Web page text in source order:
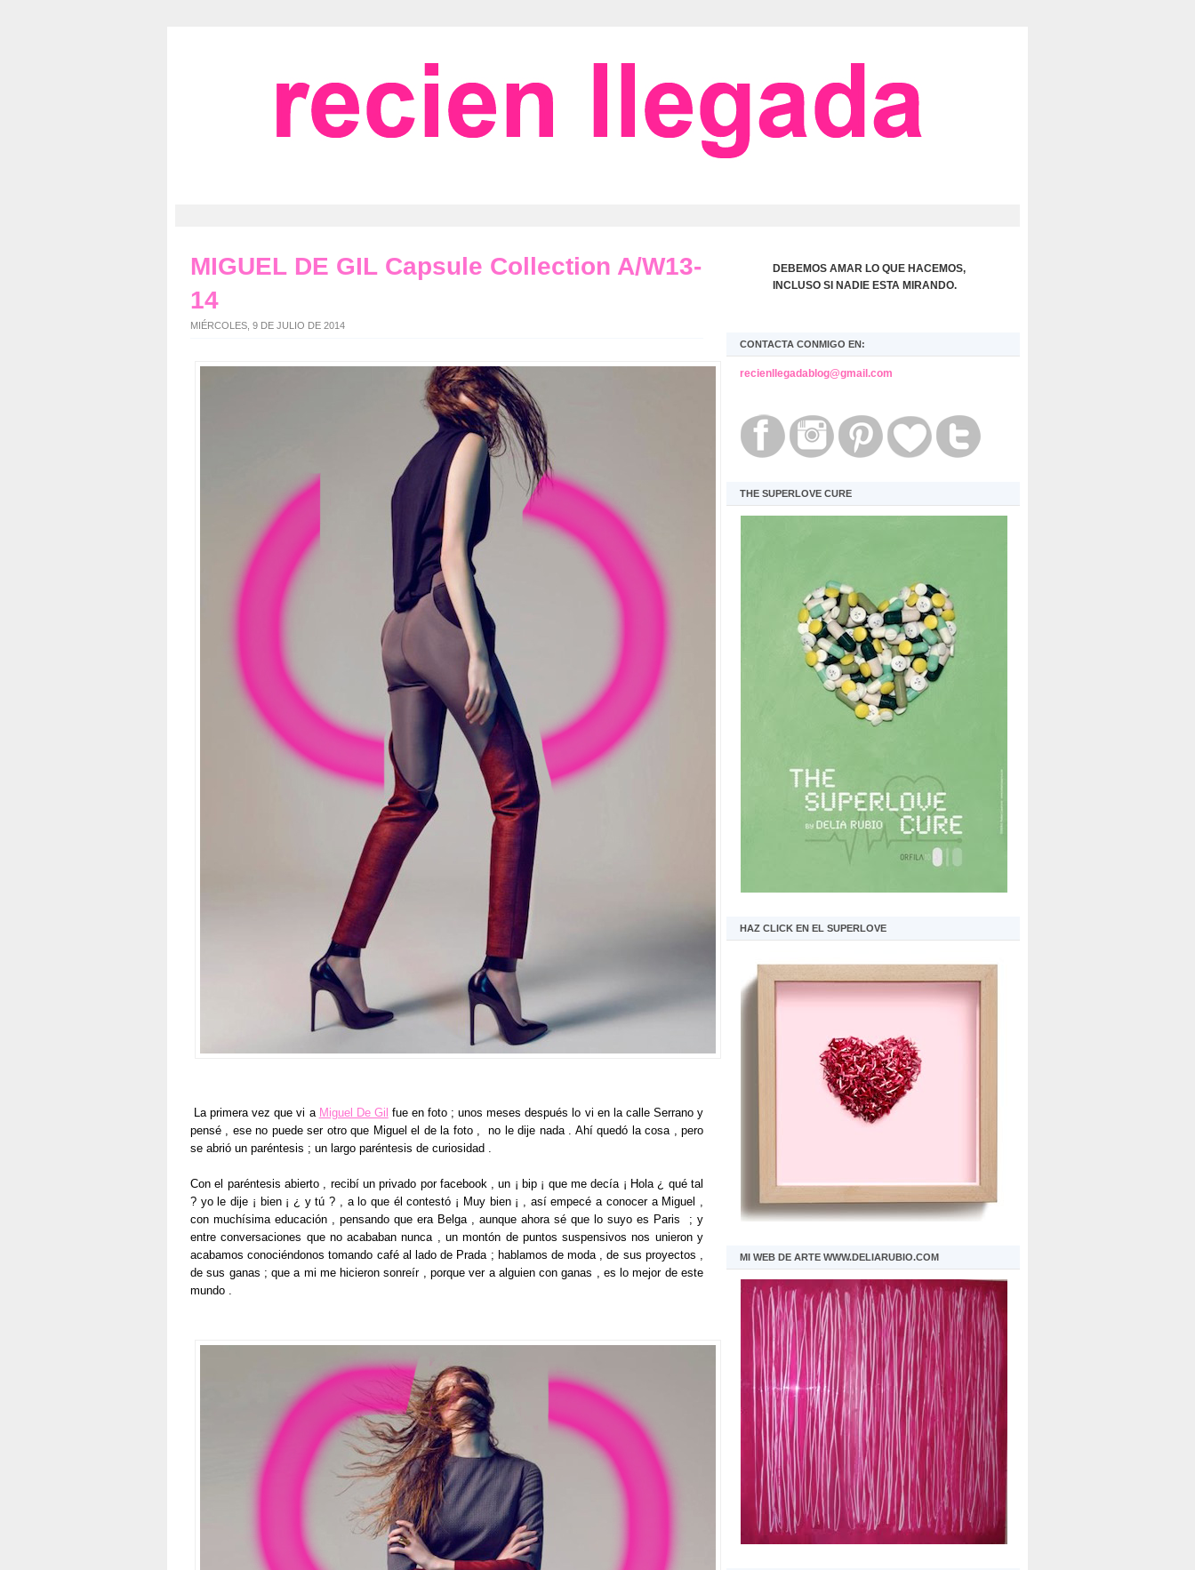
DEBEMOS AMAR LO QUE HACEMOS,
INCLUSO SI NADIE ESTA MIRANDO.
CONTACTA CONMIGO EN:
recienllegadablog@gmail.com
THE SUPERLOVE CURE
HAZ CLICK EN EL SUPERLOVE
MI WEB DE ARTE WWW.DELIARUBIO.COM
MIGUEL DE GIL Capsule Collection A/W13-
14
MIÉRCOLES, 9 DE JULIO DE 2014
La primera vez que vi a Miguel De Gil fue en foto ; unos meses después lo vi en la calle Serrano y
pensé , ese no puede ser otro que Miguel el de la foto , no le dije nada . Ahí quedó la cosa , pero
se abrió un paréntesis ; un largo paréntesis de curiosidad .
Con el paréntesis abierto , recibí un privado por facebook , un ¡ bip ¡ que me decía ¡ Hola ¿ qué tal
? yo le dije ¡ bien ¡ ¿ y tú ? , a lo que él contestó ¡ Muy bien ¡ , así empecé a conocer a Miguel ,
con muchísima educación , pensando que era Belga , aunque ahora sé que lo suyo es Paris ; y
entre conversaciones que no acababan nunca , un montón de puntos suspensivos nos unieron y
acabamos conociéndonos tomando café al lado de Prada ; hablamos de moda , de sus proyectos ,
de sus ganas ; que a mi me hicieron sonreír , porque ver a alguien con ganas , es lo mejor de este
mundo .